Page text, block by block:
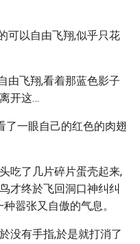
可以自由飞翔,似乎只花
由飞翔,看着那蓝色影子
开这…
了一眼自己的红色的肉翅
吃了几片碎片蛋壳起来,
才终於飞回洞口神纠纠
嚣张又自傲的气息。
没有手指,於是就打消了